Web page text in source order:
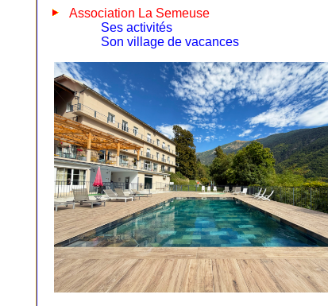
Association La Semeuse
Ses activités
Son village de vacances